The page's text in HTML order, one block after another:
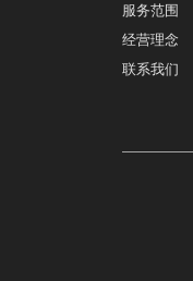
服务范围
经营理念
联系我们